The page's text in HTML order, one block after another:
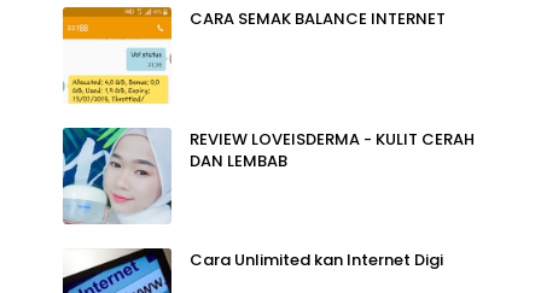
CARA SEMAK BALANCE INTERNET
REVIEW LOVEISDERMA - KULIT CERAH
DAN LEMBAB
Cara Unlimited kan Internet Digi